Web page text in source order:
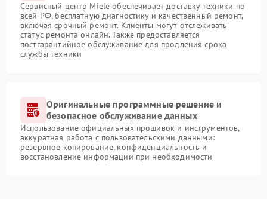
Сервисный центр Miele обеспечивает доставку техники по
всей РФ, бесплатную диагностику и качественный ремонт,
включая срочный ремонт. Клиенты могут отслеживать
статус ремонта онлайн. Также предоставляется
постгарантийное обслуживание для продления срока
службы техники
Оригинальные программные решение и
безопасное обслуживание данных
Использование официальных прошивок и инструментов,
аккуратная работа с пользовательскими данными:
резервное копирование, конфиденциальность и
восстановление информации при необходимости